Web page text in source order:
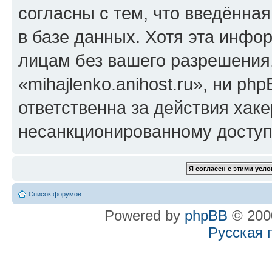
согласны с тем, что
в базе данных. Хотя эта
лицам без вашего
«mihajlenko.anihost.ru», ни
ответственна за действия
несанкционированному
Список форумов
Powered by phpBB ©
Русская